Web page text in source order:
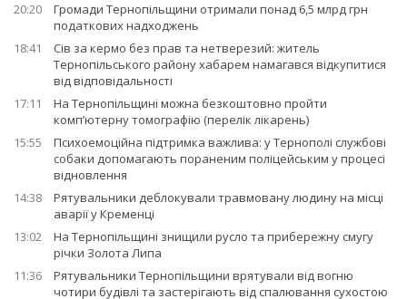
20:20
Громади Тернопільщини отримали понад 6,5 млрд грн
податкових надходжень
18:41
Сів за кермо без прав та нетверезий: житель
Тернопільського району хабарем намагався відкупитися
від відповідальності
17:11
На Тернопільщині можна безкоштовно пройти
комп’ютерну томографію (перелік лікарень)
15:55
Психоемоційна підтримка важлива: у Тернополі службові
собаки допомагають пораненим поліцейським у процесі
відновлення
14:38
Рятувальники деблокували травмовану людину на місці
аварії у Кременці
13:02
На Тернопільщині знищили русло та прибережну смугу
річки Золота Липа
11:36
Рятувальники Тернопільщини врятували від вогню
чотири будівлі та застерігають від спалювання сухостою